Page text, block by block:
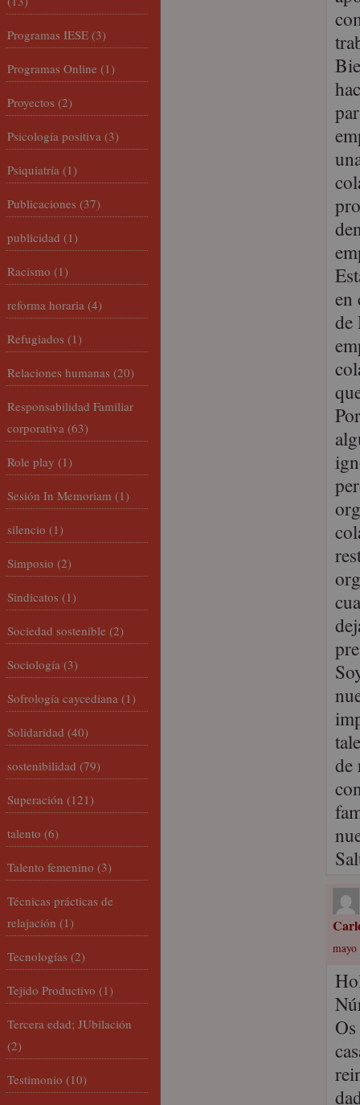
en
de
de
mayo
Programas IESE (3)
Programas Online (1)
Proyectos (2)
Psicología positiva (3)
Psiquiatría (1)
Publicaciones (37)
publicidad (1)
Racismo (1)
reforma horaria (4)
Refugiados (1)
Relaciones humanas (20)
Responsabilidad Familiar
corporativa (63)
Role play (1)
Sesión In Memoriam (1)
silencio (1)
Simposio (2)
Sindicatos (1)
Sociedad sostenible (2)
Sociología (3)
Sofrología caycediana (1)
Solidaridad (40)
sostenibilidad (79)
Superación (121)
talento (6)
Talento femenino (3)
Técnicas prácticas de
relajación (1)
Tecnologías (2)
Tejido Productivo (1)
Tercera edad; JUbilación
(2)
Testimonio (10)